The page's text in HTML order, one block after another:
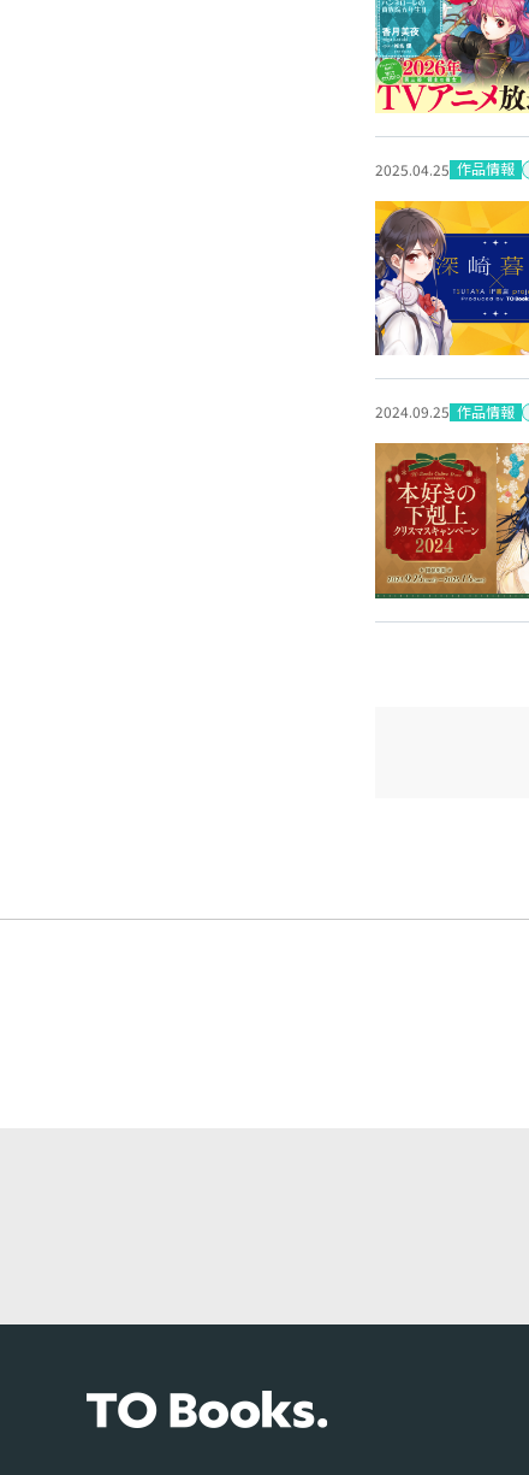
2025.04.25 作品情報
2024.09.25 作品情報